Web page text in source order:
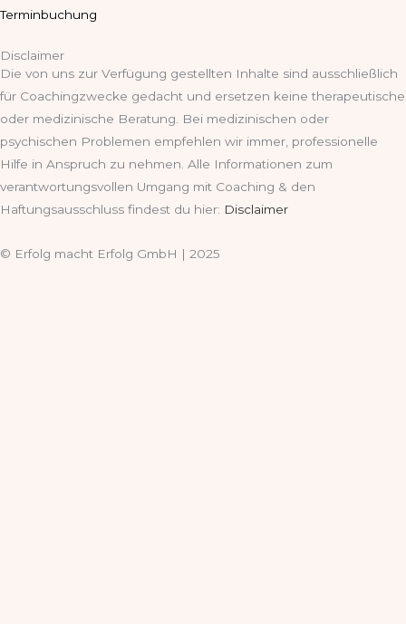
Terminbuchung
Disclaimer
Die von uns zur Verfügung gestellten Inhalte sind ausschließlich
für Coachingzwecke gedacht und ersetzen keine therapeutische
oder medizinische Beratung. Bei medizinischen oder
psychischen Problemen empfehlen wir immer, professionelle
Hilfe in Anspruch zu nehmen. Alle Informationen zum
verantwortungsvollen Umgang mit Coaching & den
Haftungsausschluss findest du hier: Disclaimer
© Erfolg macht Erfolg GmbH | 2025